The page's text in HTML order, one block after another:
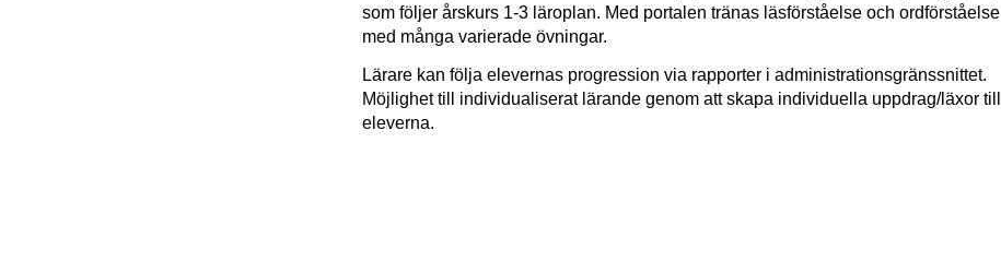
som följer årskurs 1-3 läroplan. Med portalen tränas läsförståelse och ordförståelse
med många varierade övningar.
Lärare kan följa elevernas progression via rapporter i administrationsgränssnittet.
Möjlighet till individualiserat lärande genom att skapa individuella uppdrag/läxor till
eleverna.